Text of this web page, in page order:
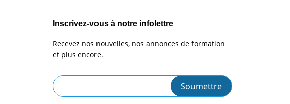
Inscrivez-vous à notre infolettre
Recevez nos nouvelles, nos annonces de formation
et plus encore.